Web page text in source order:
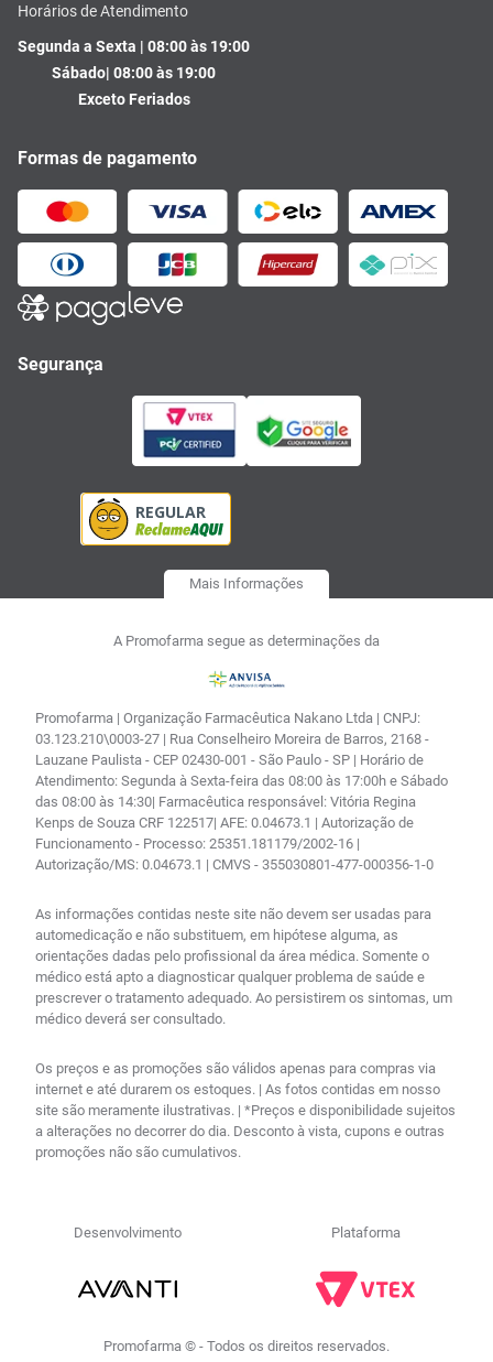
Horários de Atendimento
Segunda a Sexta | 08:00 às 19:00
Sábado| 08:00 às 19:00
Exceto Feriados
Formas de pagamento
Segurança
Mais Informações
A Promofarma segue as determinações da
Promofarma | Organização Farmacêutica Nakano Ltda | CNPJ:
03.123.210\0003-27 | Rua Conselheiro Moreira de Barros, 2168 -
Lauzane Paulista - CEP 02430-001 - São Paulo - SP | Horário de
Atendimento: Segunda à Sexta-feira das 08:00 às 17:00h e Sábado
das 08:00 às 14:30| Farmacêutica responsável: Vitória Regina
Kenps de Souza CRF 122517| AFE: 0.04673.1 | Autorização de
Funcionamento - Processo: 25351.181179/2002-16 |
Autorização/MS: 0.04673.1 | CMVS - 355030801-477-000356-1-0
As informações contidas neste site não devem ser usadas para
automedicação e não substituem, em hipótese alguma, as
orientações dadas pelo profissional da área médica. Somente o
médico está apto a diagnosticar qualquer problema de saúde e
prescrever o tratamento adequado. Ao persistirem os sintomas, um
médico deverá ser consultado.
Os preços e as promoções são válidos apenas para compras via
internet e até durarem os estoques. | As fotos contidas em nosso
site são meramente ilustrativas. | *Preços e disponibilidade sujeitos
a alterações no decorrer do dia. Desconto à vista, cupons e outras
promoções não são cumulativos.
Desenvolvimento Plataforma
Promofarma © - Todos os direitos reservados.